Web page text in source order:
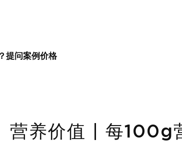
提问案例价格
营养价值 | 每100g